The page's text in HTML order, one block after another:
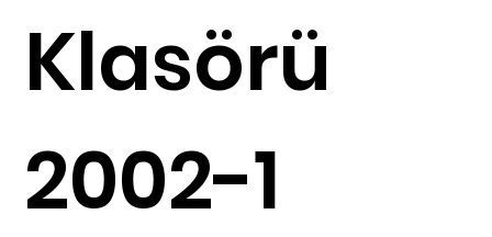
Klasörü
2002-1